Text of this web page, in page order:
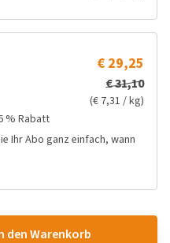
€ 29,25
€ 31,10
(€ 7,31 / kg)
% Rabatt
Ihr Abo ganz einfach, wann
den Warenkorb